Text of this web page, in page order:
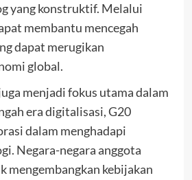
yang konstruktif. Melalui
membantu mencegah
dapat merugikan
global.
menjadi fokus utama dalam
era digitalisasi, G20
dalam menghadapi
Negara-negara anggota
mengembangkan kebijakan